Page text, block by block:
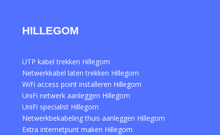
HILLEGOM
UTP kabel trekken Hillegom
Netwerkkabel laten trekken Hillegom
WiFi access point installeren Hillegom
UniFi netwerk aanleggen Hillegom
UniFi specialist Hillegom
Netwerkbekabeling thuis aanleggen Hillegom
Extra internetpunt maken Hillegom